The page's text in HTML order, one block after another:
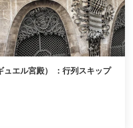
ュエル宮殿） ：行列スキップ